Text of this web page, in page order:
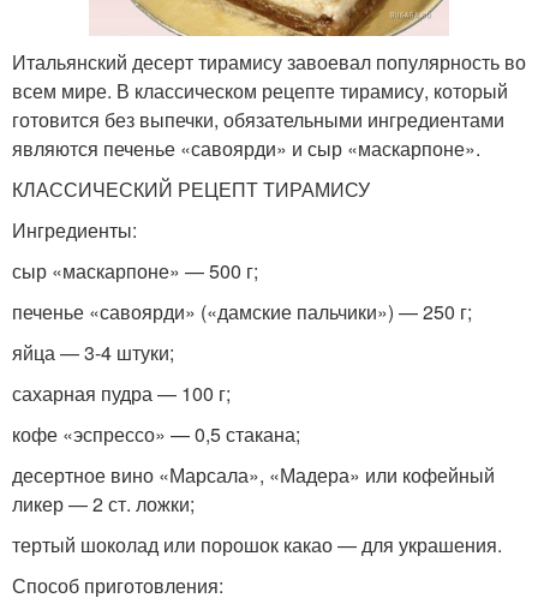
Итальянский десерт тирамису завоевал популярность во
всем мире. В классическом рецепте тирамису, который
готовится без выпечки, обязательными ингредиентами
являются печенье «савоярди» и сыр «маскарпоне».
КЛАССИЧЕСКИЙ РЕЦЕПТ ТИРАМИСУ
Ингредиенты:
сыр «маскарпоне» — 500 г;
печенье «савоярди» («дамские пальчики») — 250 г;
яйца — 3-4 штуки;
сахарная пудра — 100 г;
кофе «эспрессо» — 0,5 стакана;
десертное вино «Марсала», «Мадера» или кофейный
ликер — 2 ст. ложки;
тертый шоколад или порошок какао — для украшения.
Способ приготовления: